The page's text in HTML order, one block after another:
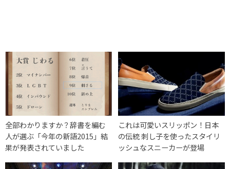
全部わかりますか？辞書を編む
人が選ぶ「今年の新語2015」結
果が発表されていました
これは可愛いスリッポン！日本
の伝統 刺し子を使ったスタイリ
ッシュなスニーカーが登場